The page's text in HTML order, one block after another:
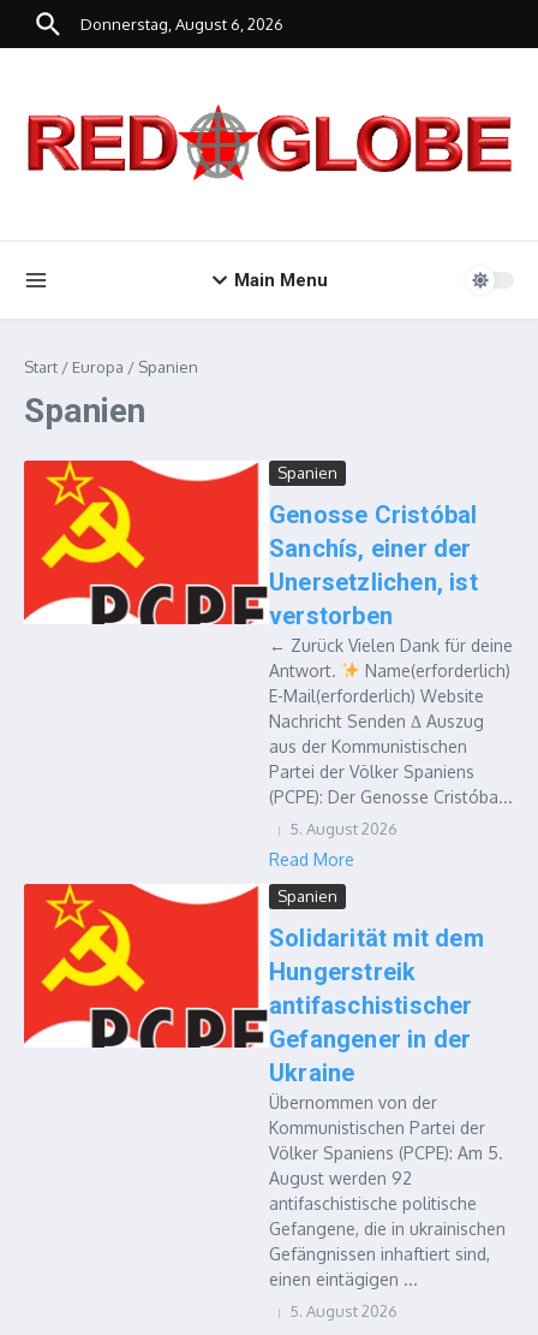
Zum Inhalt springen
Donnerstag, August 6, 2026
Main Menu
Start / Europa / Spanien
Spanien
Spanien
Genosse Cristóbal
Sanchís, einer der
Unersetzlichen, ist
verstorben
← Zurück Vielen Dank für deine
Antwort.
Name(erforderlich)
E-Mail(erforderlich) Website
Nachricht Senden Δ Auszug
aus der Kommunistischen
Partei der Völker Spaniens
(PCPE): Der Genosse Cristóba...
5. August 2026
Read More
Spanien
Solidarität mit dem
Hungerstreik
antifaschistischer
Gefangener in der
Ukraine
Übernommen von der
Kommunistischen Partei der
Völker Spaniens (PCPE): Am 5.
August werden 92
antifaschistische politische
Gefangene, die in ukrainischen
Gefängnissen inhaftiert sind,
einen eintägigen ...
5. August 2026